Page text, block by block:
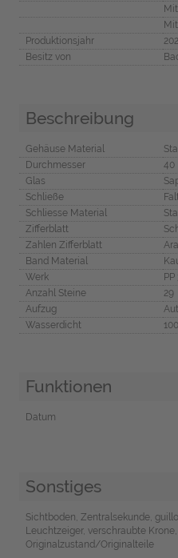
Produktionsjahr
Besitz von
Beschreibung
Gehäuse Material
Durchmesser
40
Glas
Schließe
Schliesse Material
Zifferblatt
Zahlen Zifferblatt
Band Material
Werk
Anzahl Steine
29
Aufzug
Wasserdicht
Funktionen
Datum
Sonstiges
Sichtboden, Zentralsekunde,
Leuchtzeiger, verschraubte
Originalzustand/Originalteile